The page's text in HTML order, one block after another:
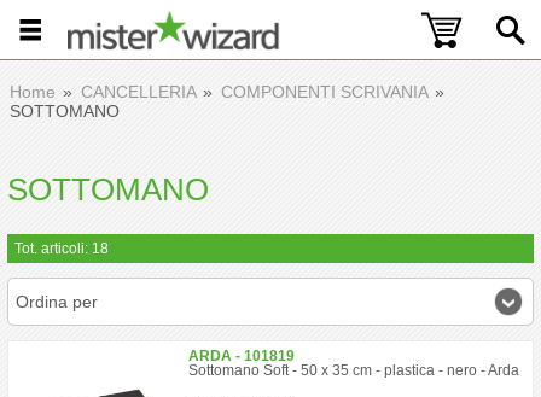
Home CANCELLERIA
COMPONENTI SCRIVANIA
SOTTOMANO
SOTTOMANO
Tot. articoli: 18
Ordina per
ARDA - 101819
Sottomano Soft - 50 x 35 cm - plastica - nero - Arda